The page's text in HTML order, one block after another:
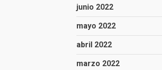
junio 2022
mayo 2022
abril 2022
marzo 2022